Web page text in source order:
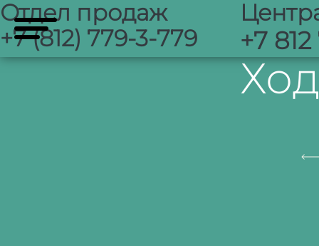
Отдел продаж
+7 (812) 779-3-779
+7